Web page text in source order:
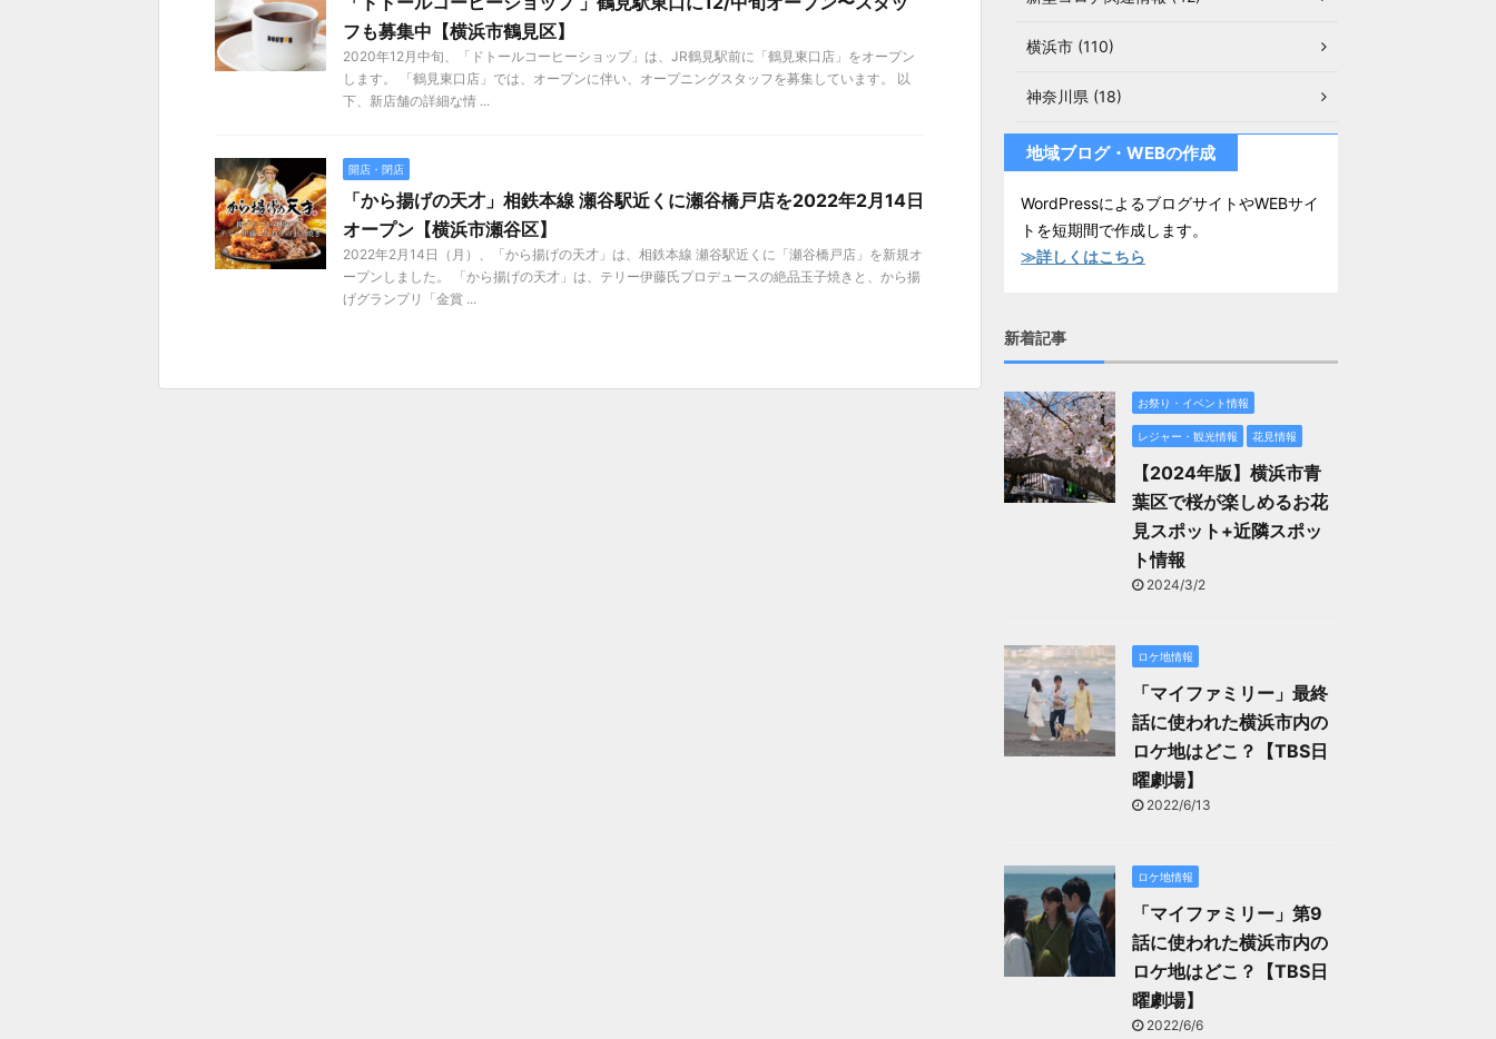
フも募集中【横浜市鶴見区】
2020年12月中旬、「ドトールコーヒーショップ」は、JR鶴見駅前に「鶴見東口店」をオープン
します。 「鶴見東口店」では、オープンに伴い、オープニングスタッフを募集しています。 以
下、新店舗の詳細な情 ...
開店・閉店
「から揚げの天才」相鉄本線 瀬谷駅近くに瀬谷橋戸店を2022年2月14日
オープン【横浜市瀬谷区】
2022年2月14日（月）、「から揚げの天才」は、相鉄本線 瀬谷駅近くに「瀬谷橋戸店」を新規オ
ープンしました。 「から揚げの天才」は、テリー伊藤氏プロデュースの絶品玉子焼きと、から揚
げグランプリ「金賞 ...
横浜市 (110)
神奈川県 (18)
地域ブログ・WEBの作成
WordPressによるブログサイトやWEBサイ
トを短期間で作成します。
≫詳しくはこちら
新着記事
お祭り・イベント情報
レジャー・観光情報 花見情報
【2024年版】横浜市青
葉区で桜が楽しめるお花
見スポット+近隣スポッ
ト情報
2024/3/2
ロケ地情報
「マイファミリー」最終
話に使われた横浜市内の
ロケ地はどこ？【TBS日
曜劇場】
2022/6/13
ロケ地情報
「マイファミリー」第9
話に使われた横浜市内の
ロケ地はどこ？【TBS日
曜劇場】
2022/6/6